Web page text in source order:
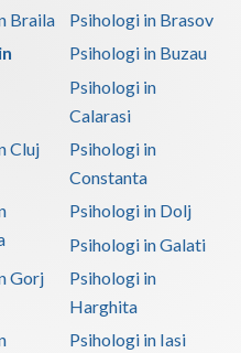
Braila
Psihologi in Brasov
Psihologi in Buzau
Psihologi in
Calarasi
Cluj
Psihologi in
Constanta
Psihologi in Dolj
Psihologi in Galati
Gorj
Psihologi in
Harghita
Psihologi in Iasi